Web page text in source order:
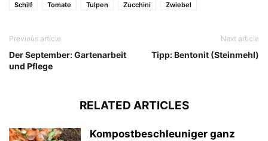
Schilf
Tomate Tulpen Zucchini Zwiebel
Previous article
Der September: Gartenarbeit
und Pflege
Next article
Tipp: Bentonit (Steinmehl)
RELATED ARTICLES
Kompostbeschleuniger ganz